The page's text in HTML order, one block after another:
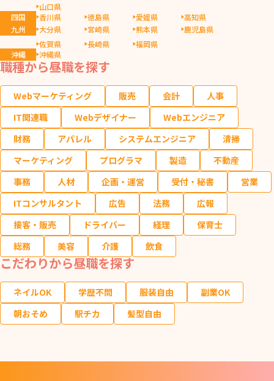
山口県
四国
香川県 徳島県 愛媛県
高知県
九州
大分県 宮崎県 熊本県
鹿児島県
佐賀県
長崎県
福岡県
沖縄
沖縄県
職種から昼職を探す
Webマーケティング 販売 会計
人事
IT関連職
Webデザイナー
Webエンジニア
財務
アパレル システムエンジニア
清掃
マーケティング
プログラマ 製造
不動産
事務
人材 企画・運営 受付・秘書
営業
ITコンサルタント
広告 法務
広報
接客・販売
ドライバー 経理
保育士
総務
美容 介護 飲食
こだわりから昼職を探す
ネイルOK 学歴不問 服装自由
副業OK
朝おそめ
駅チカ 髪型自由